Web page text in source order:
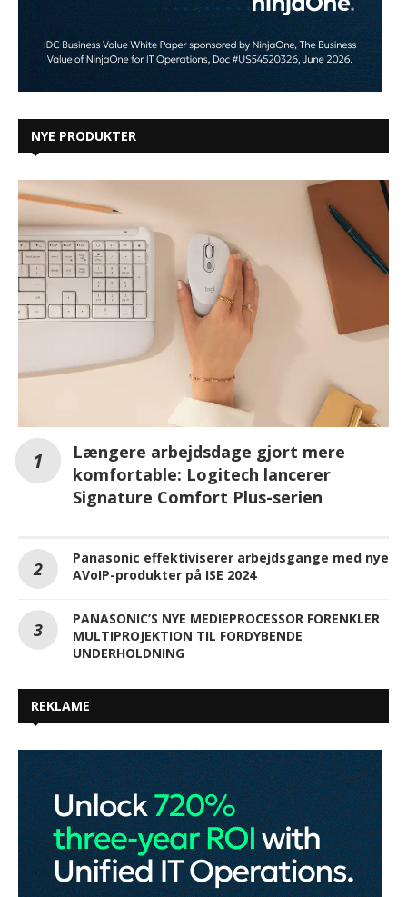
NYE PRODUKTER
Længere arbejdsdage gjort mere
komfortable: Logitech lancerer
Signature Comfort Plus-serien
Panasonic effektiviserer arbejdsgange med nye
AVoIP-produkter på ISE 2024
PANASONIC’S NYE MEDIEPROCESSOR FORENKLER
MULTIPROJEKTION TIL FORDYBENDE
UNDERHOLDNING
REKLAME